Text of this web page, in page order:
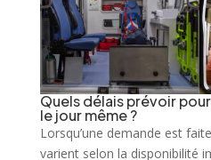
Quels délais prévoir
le jour même ?
Lorsqu’une demande est
varient selon la disponibilité